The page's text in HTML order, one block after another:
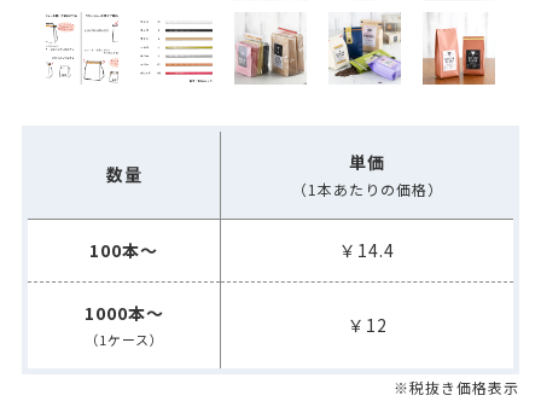
数量 単価
（1本あたりの価格）
100本～ ￥14.4
1000本～
（1ケース）
￥12
※税抜き価格表示